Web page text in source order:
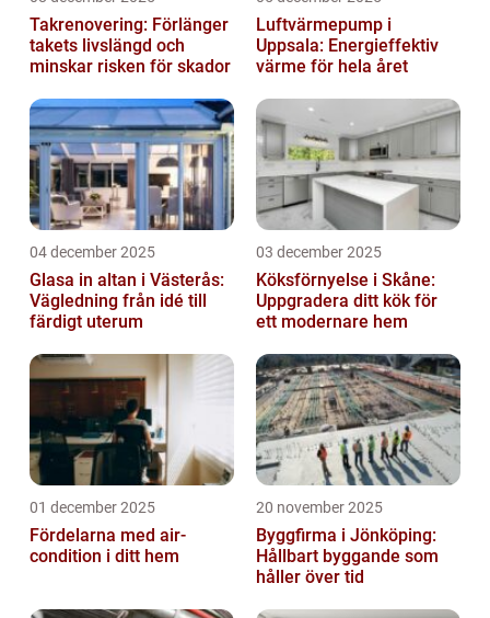
Takrenovering: Förlänger
takets livslängd och
minskar risken för skador
Luftvärmepump i
Uppsala: Energieffektiv
värme för hela året
04 december 2025
Glasa in altan i Västerås:
Vägledning från idé till
färdigt uterum
03 december 2025
Köksförnyelse i Skåne:
Uppgradera ditt kök för
ett modernare hem
01 december 2025
Fördelarna med air-
condition i ditt hem
20 november 2025
Byggfirma i Jönköping:
Hållbart byggande som
håller över tid